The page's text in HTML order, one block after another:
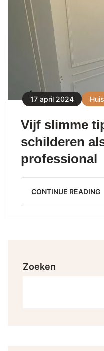
17 april 2024
Vijf slimme
schilderen
professional
CONTINUE READING
Zoeken